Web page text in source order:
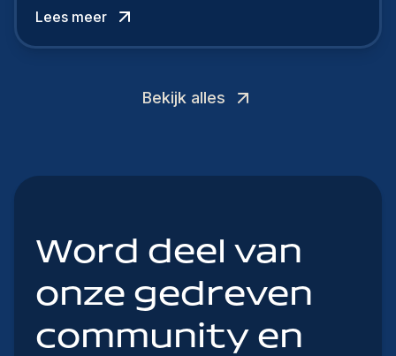
Lees meer
Bekijk alles
Word deel van
onze gedreven
community en